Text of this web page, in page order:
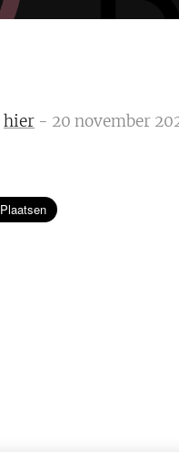
hier - 20 november